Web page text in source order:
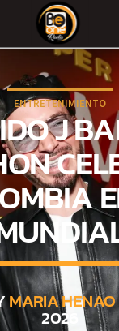
ENTRETENIMIENTO
J
MARIA HENAO
2026